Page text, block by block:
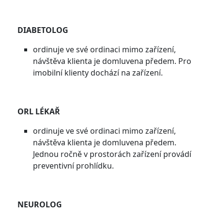
DIABETOLOG
ordinuje ve své ordinaci mimo zařízení,
návštěva klienta je domluvena předem. Pro
imobilní klienty dochází na zařízení.
ORL LÉKAŘ
ordinuje ve své ordinaci mimo zařízení,
návštěva klienta je domluvena předem.
Jednou ročně v prostorách zařízení provádí
preventivní prohlídku.
NEUROLOG